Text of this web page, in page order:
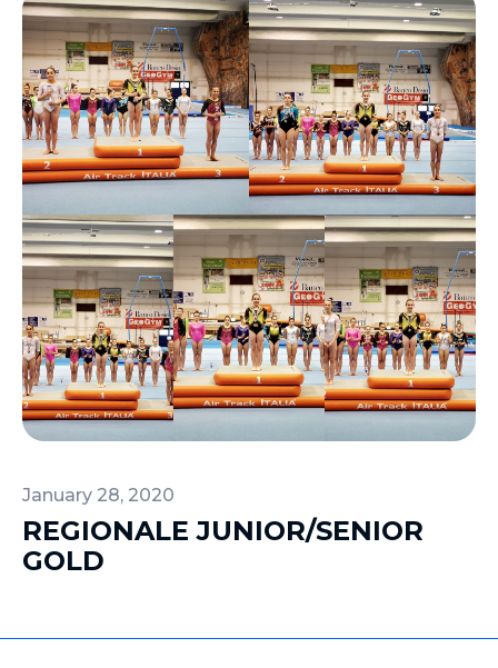
January 28, 2020
REGIONALE JUNIOR/SENIOR
GOLD